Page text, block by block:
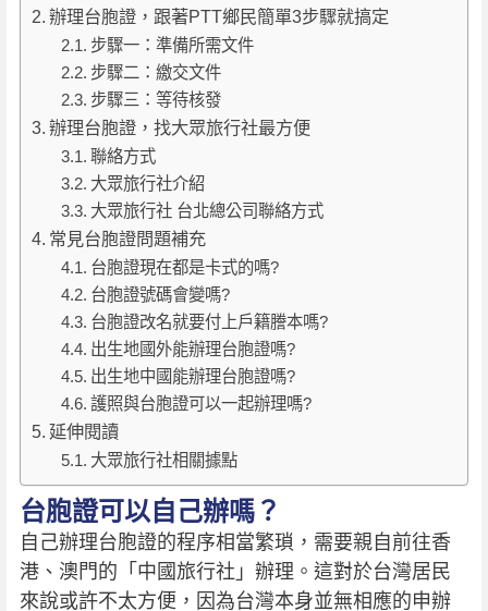
辦理台胞證，跟著PTT鄉民簡單3步驟就搞定
步驟一：準備所需文件
步驟二：繳交文件
步驟三：等待核發
辦理台胞證，找大眾旅行社最方便
聯絡方式
大眾旅行社介紹
大眾旅行社 台北總公司聯絡方式
常見台胞證問題補充
台胞證現在都是卡式的嗎?
台胞證號碼會變嗎?
台胞證改名就要付上戶籍謄本嗎?
出生地國外能辦理台胞證嗎?
出生地中國能辦理台胞證嗎?
護照與台胞證可以一起辦理嗎?
延伸閱讀
大眾旅行社相關據點
台胞證可以自己辦嗎？
自己辦理台胞證的程序相當繁瑣，需要親自前往香
港、澳門的「中國旅行社」辦理。這對於台灣居民
來說或許不太方便，因為台灣本身並無相應的申辦